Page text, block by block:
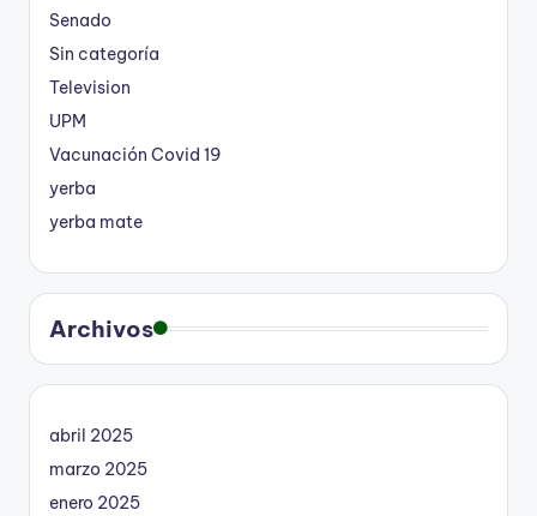
Senado
Sin categoría
Television
UPM
Vacunación Covid 19
yerba
yerba mate
Archivos
abril 2025
marzo 2025
enero 2025